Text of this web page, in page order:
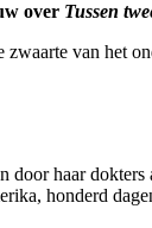
over Tussen
van het
door haar
honderd